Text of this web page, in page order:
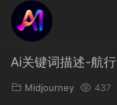
Ai关键词描述-航行
Midjourney 437